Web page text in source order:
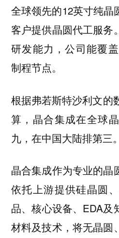
全球领先的12英寸纯晶
客户提供晶圆代工服务
研发能力，公司能覆
制程节点。
根据弗若斯特沙利文的
算， 晶合集成在全球
九，在中国大陆排第三。
晶合集成作为专业的晶
依托上游提供硅晶圆
品、核心设备、EDA及
材料及技术，将无晶圆